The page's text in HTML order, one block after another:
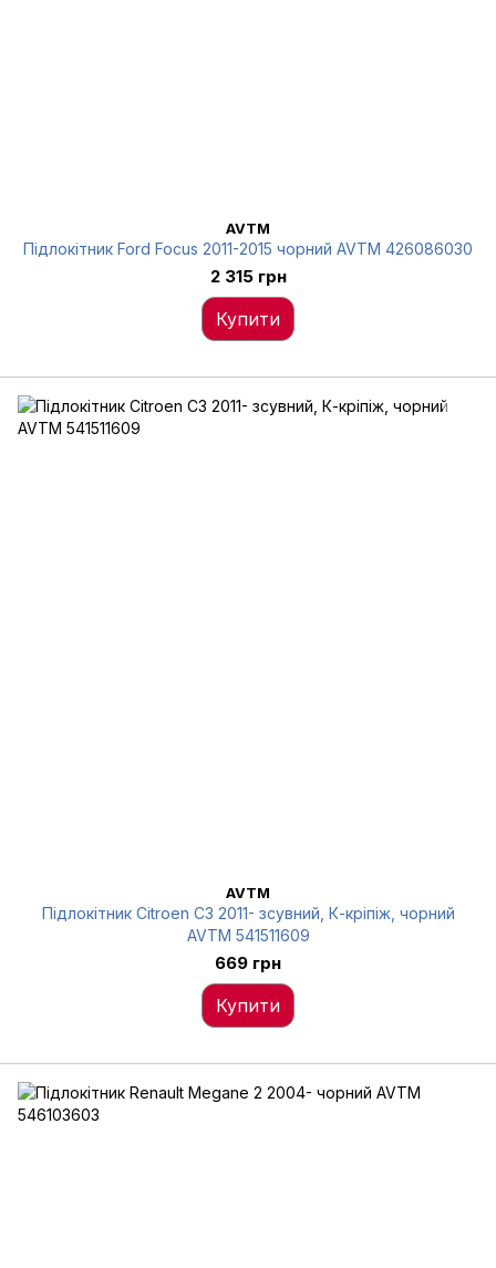
AVTM
Підлокітник Ford Focus 2011-2015 чорний AVTM 426086030
2 315 грн
Купити
AVTM
Підлокітник Citroen C3 2011- зсувний, К-кріпіж, чорний
AVTM 541511609
669 грн
Купити